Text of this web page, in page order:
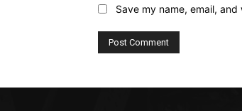
Save my name, email,